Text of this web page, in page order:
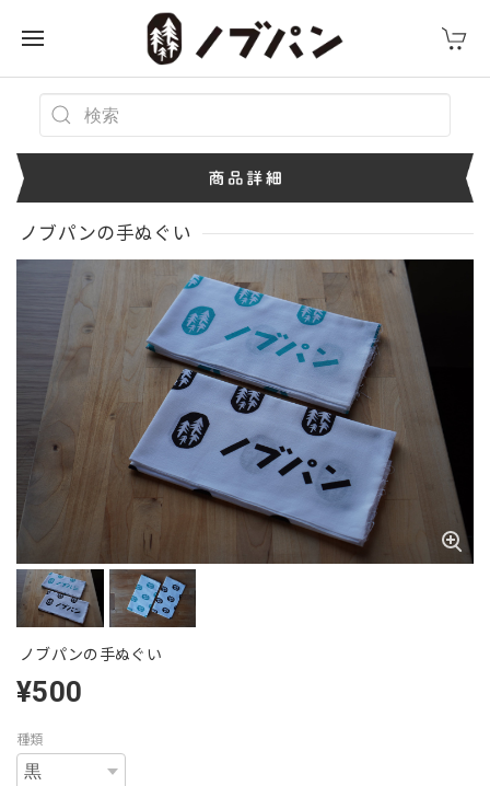
ノブパンの手ぬぐい
ノブパンの手ぬぐい
¥500
種類